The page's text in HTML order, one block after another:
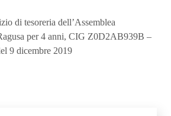
di tesoreria dell’Assemblea
per 4 anni, CIG Z0D2AB939B –
9 dicembre 2019